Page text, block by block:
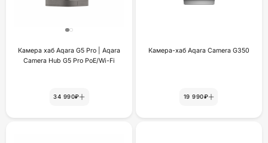
Камера хаб Aqara G5 Pro | Aqara
Camera Hub G5 Pro PoE/Wi-Fi
34 990₽
Камера-хаб Aqara Camera G350
19 990₽